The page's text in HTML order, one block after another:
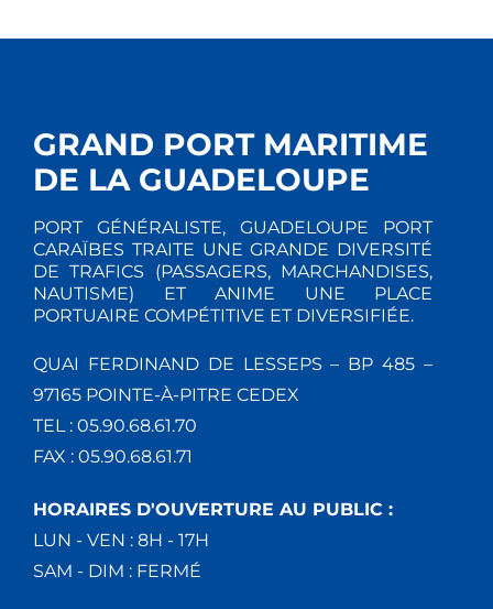
GRAND PORT MARITIME
DE LA GUADELOUPE
PORT GÉNÉRALISTE, GUADELOUPE PORT
CARAÏBES TRAITE UNE GRANDE DIVERSITÉ
DE TRAFICS (PASSAGERS, MARCHANDISES,
NAUTISME) ET ANIME UNE PLACE
PORTUAIRE COMPÉTITIVE ET DIVERSIFIÉE.
QUAI FERDINAND DE LESSEPS – BP 485 –
97165 POINTE-À-PITRE CEDEX
TEL : 05.90.68.61.70
FAX : 05.90.68.61.71
HORAIRES D'OUVERTURE AU PUBLIC :
LUN - VEN : 8H - 17H
SAM - DIM : FERMÉ